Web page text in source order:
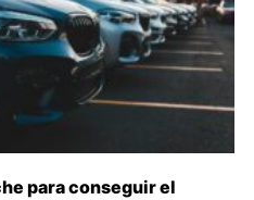
para conseguir el